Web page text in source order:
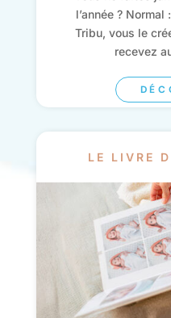
l’année ?
Tribu, vous le
recevez
LE LIVRE